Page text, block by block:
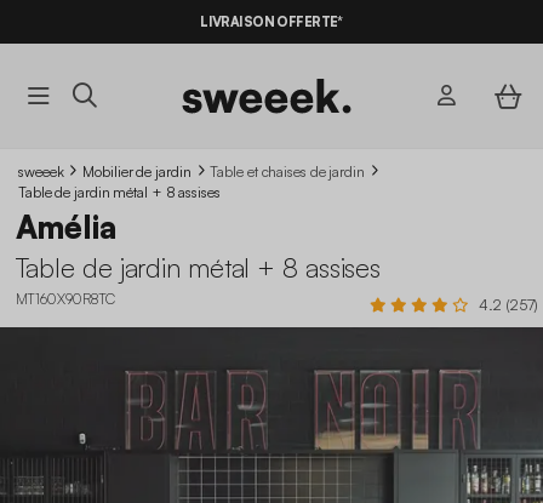
LIVRAISON OFFERTE*
sweeek Mobilier de jardin
Table et chaises de jardin
Table de jardin métal + 8 assises
Amélia
Table de jardin métal + 8 assises
MT160X90R8TC 4.2 (257)